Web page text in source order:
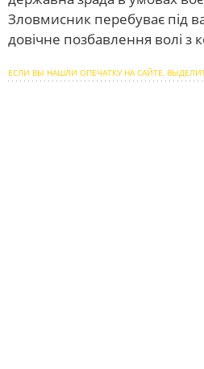
Зловмисник перебуває під
довічне позбавлення волі з
ЕСЛИ ВЫ НАШЛИ ОПЕЧАТКУ НА САЙТЕ,